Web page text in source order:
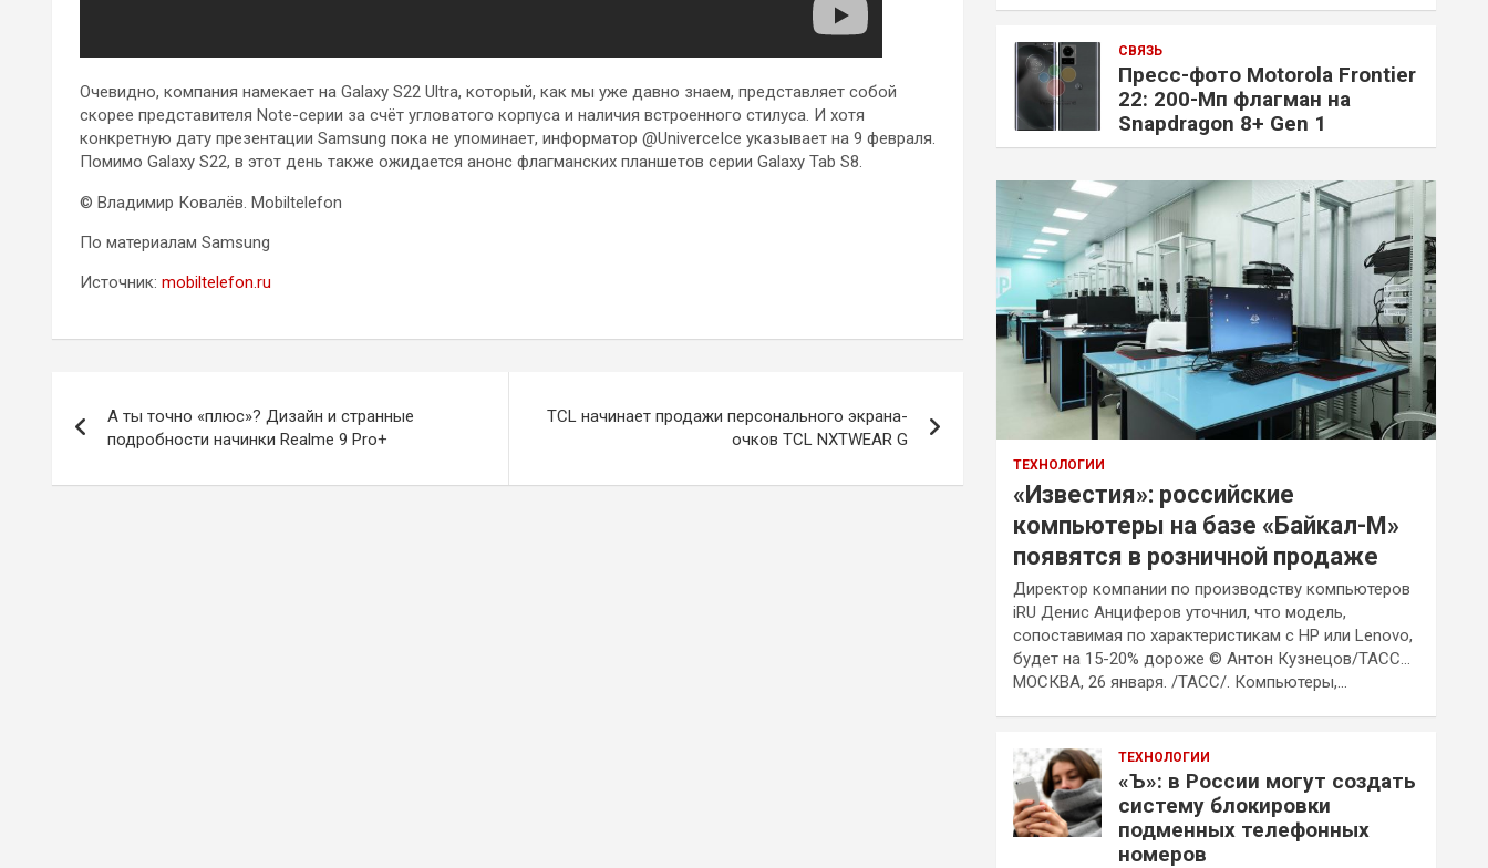
Очевидно, компания намекает на Galaxy S22 Ultra, который, как мы уже давно знаем, представляет собой
скорее представителя Note-серии за счёт угловатого корпуса и наличия встроенного стилуса. И хотя
конкретную дату презентации Samsung пока не упоминает, информатор @UniverceIce указывает на 9 февраля.
Помимо Galaxy S22, в этот день также ожидается анонс флагманских планшетов серии Galaxy Tab S8.
© Владимир Ковалёв. Mobiltelefon
По материалам Samsung
Источник: mobiltelefon.ru
по
записям
А ты точно «плюс»? Дизайн и странные
подробности начинки Realme 9 Pro+
TCL начинает продажи персонального экрана-
очков TCL NXTWEAR G
СВЯЗЬ
Пресс-фото Motorola Frontier
22: 200-Мп флагман на
Snapdragon 8+ Gen 1
ТЕХНОЛОГИИ
«Известия»: российские
компьютеры на базе «Байкал-М»
появятся в розничной продаже
Директор компании по производству компьютеров
iRU Денис Анциферов уточнил, что модель,
сопоставимая по характеристикам с HP или Lenovo,
будет на 15-20% дороже © Антон Кузнецов/ТАСС…
МОСКВА, 26 января. /ТАСС/. Компьютеры,…
ТЕХНОЛОГИИ
«Ъ»: в России могут создать
систему блокировки
подменных телефонных
номеров